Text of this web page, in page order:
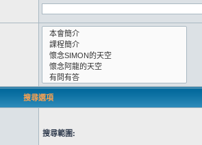
搜尋選項
搜尋範圍: